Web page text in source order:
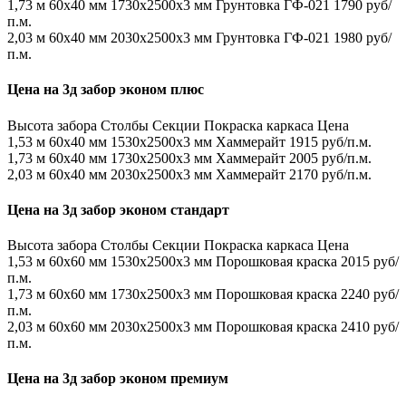
1,73 м 60х40 мм 1730x2500x3 мм Грунтовка ГФ-021 1790 руб/
п.м.
2,03 м 60х40 мм 2030x2500x3 мм Грунтовка ГФ-021 1980 руб/
п.м.
Цена на 3д забор эконом плюс
Высота забора Столбы Секции Покраска каркаса Цена
1,53 м 60х40 мм 1530x2500x3 мм Хаммерайт 1915 руб/п.м.
1,73 м 60х40 мм 1730x2500x3 мм Хаммерайт 2005 руб/п.м.
2,03 м 60х40 мм 2030x2500x3 мм Хаммерайт 2170 руб/п.м.
Цена на 3д забор эконом стандарт
Высота забора Столбы Секции Покраска каркаса Цена
1,53 м 60х60 мм 1530x2500x3 мм Порошковая краска 2015 руб/
п.м.
1,73 м 60х60 мм 1730x2500x3 мм Порошковая краска 2240 руб/
п.м.
2,03 м 60х60 мм 2030x2500x3 мм Порошковая краска 2410 руб/
п.м.
Цена на 3д забор эконом премиум